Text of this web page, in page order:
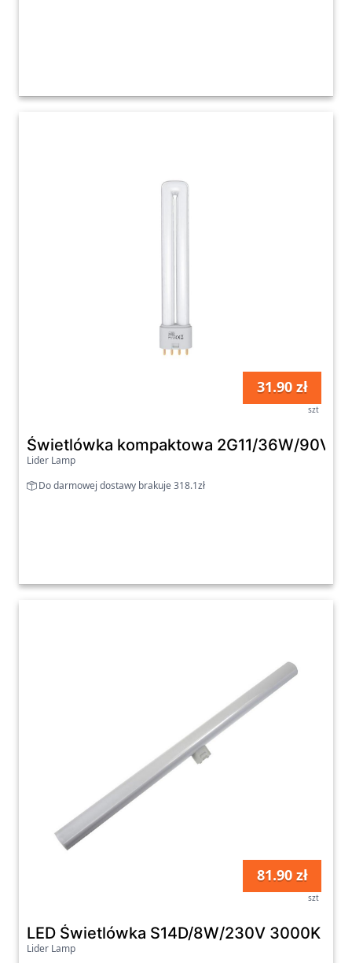
31.90 zł
szt
Świetlówka kompaktowa 2G11/36W/90V
Lider Lamp
Do darmowej dostawy brakuje 318.1zł
81.90 zł
szt
LED Świetlówka S14D/8W/230V 3000K
Lider Lamp